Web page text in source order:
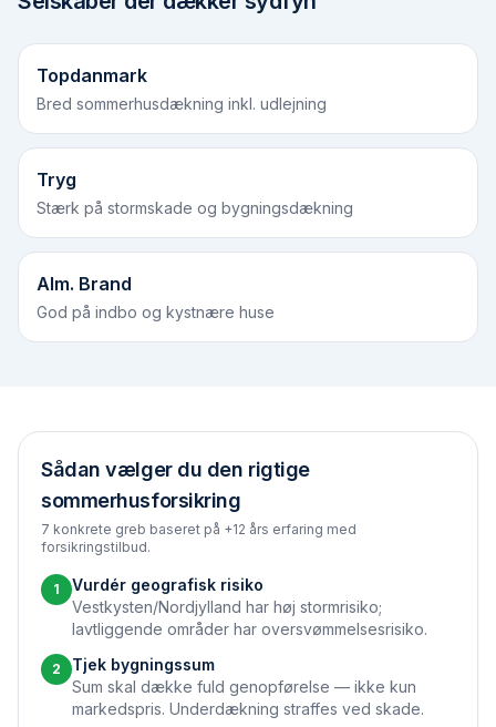
Topdanmark
Bred sommerhusdækning inkl. udlejning
Tryg
Stærk på stormskade og bygningsdækning
Alm. Brand
God på indbo og kystnære huse
Sådan vælger du den rigtige
sommerhusforsikring
7 konkrete greb baseret på +12 års erfaring med
forsikringstilbud.
1
Vurdér geografisk risiko
Vestkysten/Nordjylland har høj storm­risiko;
lavtliggende områder har oversvømmelses­risiko.
2
Tjek bygningssum
Sum skal dække fuld genopførelse — ikke kun
markedspris. Underdækning straffes ved skade.